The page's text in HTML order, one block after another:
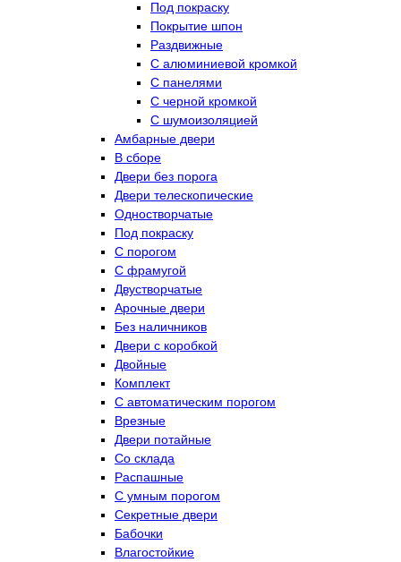
Под покраску
Покрытие шпон
Раздвижные
С алюминиевой кромкой
С панелями
С черной кромкой
С шумоизоляцией
Амбарные двери
В сборе
Двери без порога
Двери телескопические
Одностворчатые
Под покраску
С порогом
С фрамугой
Двустворчатые
Арочные двери
Без наличников
Двери с коробкой
Двойные
Комплект
С автоматическим порогом
Врезные
Двери потайные
Со склада
Распашные
С умным порогом
Секретные двери
Бабочки
Влагостойкие